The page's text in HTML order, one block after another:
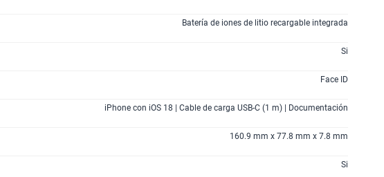
Batería de iones de litio recargable integrada
Si
Face ID
iPhone con iOS 18 | Cable de carga USB-C (1 m) | Documentación
160.9 mm x 77.8 mm x 7.8 mm
Si